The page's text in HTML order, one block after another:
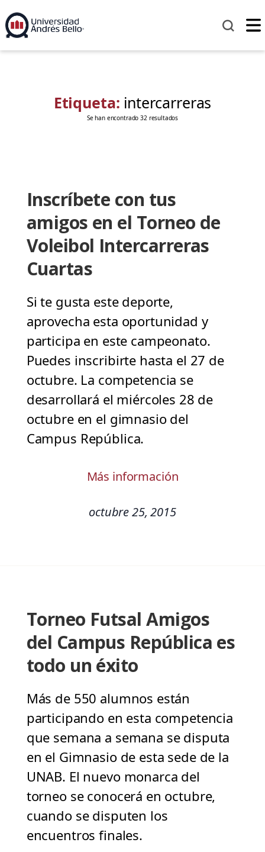
Etiqueta: intercarreras
Se han encontrado 32 resultados
Inscríbete con tus
amigos en el Torneo de
Voleibol Intercarreras
Cuartas
Si te gusta este deporte,
aprovecha esta oportunidad y
participa en este campeonato.
Puedes inscribirte hasta el 27 de
octubre. La competencia se
desarrollará el miércoles 28 de
octubre en el gimnasio del
Campus República.
Más información
octubre 25, 2015
Torneo Futsal Amigos
del Campus República es
todo un éxito
Más de 550 alumnos están
participando en esta competencia
que semana a semana se disputa
en el Gimnasio de esta sede de la
UNAB. El nuevo monarca del
torneo se conocerá en octubre,
cuando se disputen los
encuentros finales.